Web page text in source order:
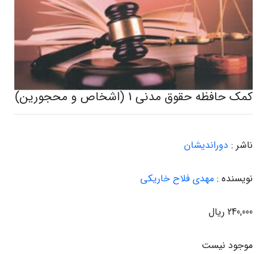
کمک حافظه حقوق مدنی 1 (اشخاص و محجورین)
ناشر : دوراندیشان
نویسنده : مهدی فلاح خاریکی
240,000 ریال
موجود نیست